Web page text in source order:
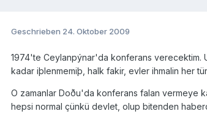
Geschrieben 24. Oktober 2009
1974'te Ceylanpýnar'da konferans verecektim.
kadar iþlenmemiþ, halk fakir, evler ihmalin her
O zamanlar Doðu'da konferans falan vermeye
hepsi normal çünkü devlet, olup bitenden